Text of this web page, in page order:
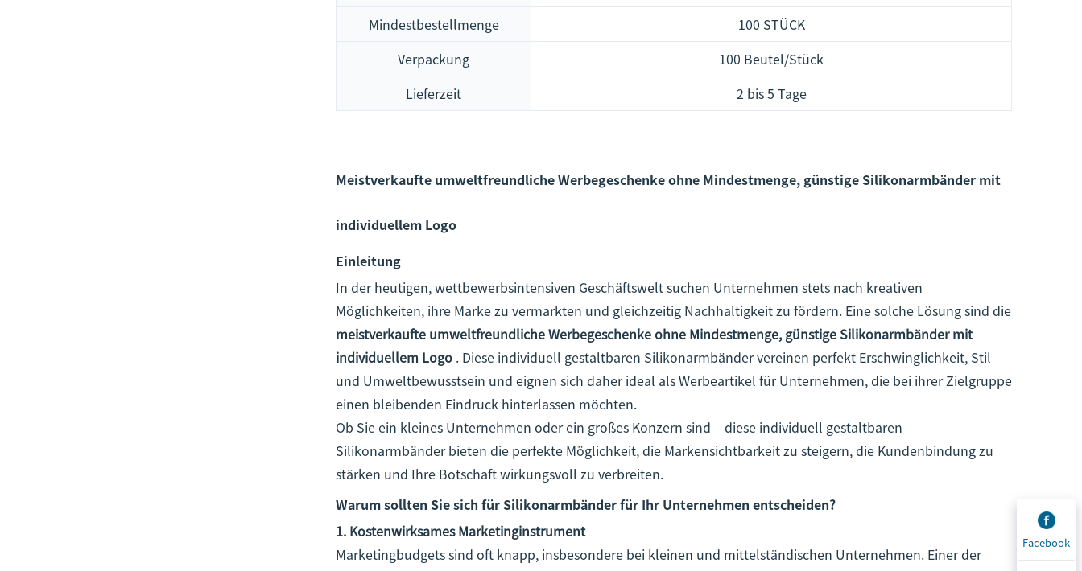
Mindestbestellmenge
100 STÜCK
Verpackung
100 Beutel/Stück
Lieferzeit
2 bis 5 Tage
Meistverkaufte umweltfreundliche Werbegeschenke ohne Mindestmenge, günstige Silikonarmbänder mit
individuellem Logo
Einleitung
In der heutigen, wettbewerbsintensiven Geschäftswelt suchen Unternehmen stets nach kreativen
Möglichkeiten, ihre Marke zu vermarkten und gleichzeitig Nachhaltigkeit zu fördern. Eine solche Lösung sind die
meistverkaufte umweltfreundliche Werbegeschenke ohne Mindestmenge, günstige Silikonarmbänder mit
individuellem Logo . Diese individuell gestaltbaren Silikonarmbänder vereinen perfekt Erschwinglichkeit, Stil
und Umweltbewusstsein und eignen sich daher ideal als Werbeartikel für Unternehmen, die bei ihrer Zielgruppe
einen bleibenden Eindruck hinterlassen möchten.
Ob Sie ein kleines Unternehmen oder ein großes Konzern sind – diese individuell gestaltbaren
Silikonarmbänder bieten die perfekte Möglichkeit, die Markensichtbarkeit zu steigern, die Kundenbindung zu
stärken und Ihre Botschaft wirkungsvoll zu verbreiten.
Warum sollten Sie sich für Silikonarmbänder für Ihr Unternehmen entscheiden?
1. Kostenwirksames Marketinginstrument
Marketingbudgets sind oft knapp, insbesondere bei kleinen und mittelständischen Unternehmen. Einer der
Facebook